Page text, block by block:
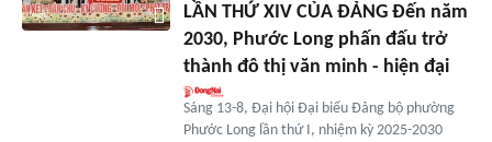
LẦN THỨ XIV CỦA ĐẢNG Đến năm
2030, Phước Long phấn đấu trở
thành đô thị văn minh - hiện đại
Sáng 13-8, Đại hội Đại biểu Đảng bộ phường
Phước Long lần thứ I, nhiệm kỳ 2025-2030